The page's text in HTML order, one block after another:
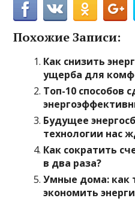
Похожие Записи:
Как снизить
ущерба для
Топ-10 способов
Будущее
технологии нас
Как сократить
в два раза?
Умные дома: как
экономить